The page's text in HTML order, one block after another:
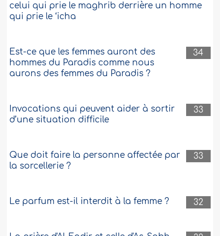
celui qui prie le maghrib derrière un homme
qui prie le ‘icha
34
Est-ce que les femmes auront des
hommes du Paradis comme nous
aurons des femmes du Paradis ?
33
Invocations qui peuvent aider à sortir
d’une situation difficile
33
Que doit faire la personne affectée par
la sorcellerie ?
32
Le parfum est-il interdit à la femme ?